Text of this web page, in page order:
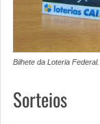
Bilhete da Loteria
Sorteios